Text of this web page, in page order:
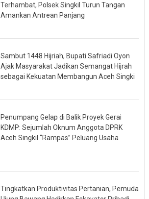
Terhambat, Polsek Singkil Turun Tangan
Amankan Antrean Panjang
Sambut 1448 Hijriah, Bupati Safriadi Oyon
Ajak Masyarakat Jadikan Semangat Hijrah
sebagai Kekuatan Membangun Aceh Singki
Penumpang Gelap di Balik Proyek Gerai
KDMP: Sejumlah Oknum Anggota DPRK
Aceh Singkil “Rampas” Peluang Usaha
Tingkatkan Produktivitas Pertanian, Pemuda